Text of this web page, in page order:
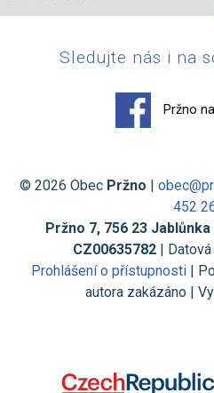
Sledujte nás i na
Pržno
© 2026 Obec Pržno
452
Pržno 7, 756 23 Jablůnka
CZ00635782 |
Prohlášení o přístupnosti |
autora zakázáno |